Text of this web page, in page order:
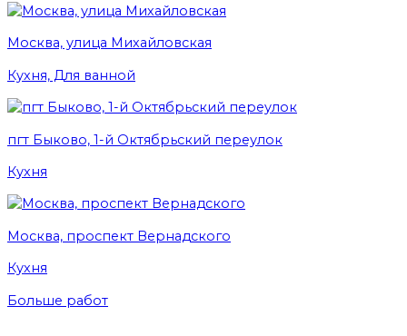
Москва, улица Михайловская
Кухня, Для ванной
пгт Быково, 1-й Октябрьский переулок
Кухня
Москва, проспект Вернадского
Кухня
Больше работ